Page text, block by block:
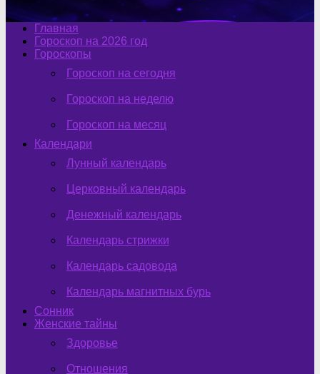
Главная
Гороскоп на 2026 год
Гороскопы
Гороскоп на сегодня
Гороскоп на неделю
Гороскоп на месяц
Календари
Лунный календарь
Церковный календарь
Денежный календарь
Календарь стрижки
Календарь садовода
Календарь магнитных бурь
Сонник
Женские тайны
Здоровье
Отношения